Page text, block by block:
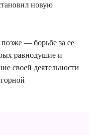
новую
— борьбе за ее
равнодушие и
своей деятельности